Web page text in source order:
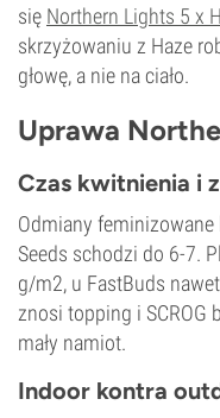
się Northern Lights 5 x
skrzyżowaniu z Haze
głowę, a nie na ciało.
Uprawa
Czas kwitnienia i
Odmiany
Seeds schodzi do 6-7.
g/m2, u FastBuds
znosi topping i SCROG
mały namiot.
Indoor kontra